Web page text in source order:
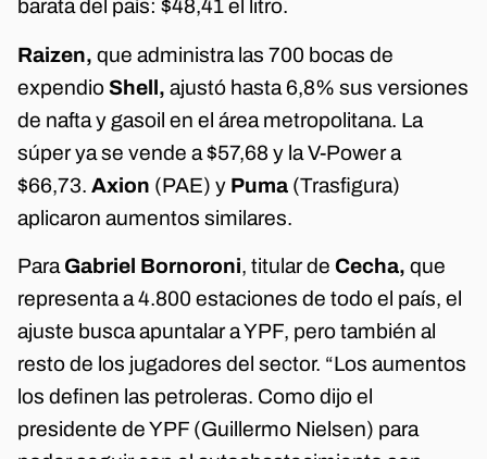
barata del país: $48,41 el litro.
Raizen, que administra las 700 bocas de
expendioShell, ajustó hasta 6,8% sus versiones
de nafta y gasoil en el área metropolitana. La
súper ya se vende a $57,68 y la V-Power a
$66,73. Axion (PAE) y Puma (Trasfigura)
aplicaron aumentos similares.
Para Gabriel Bornoroni, titular de Cecha, que
representa a 4.800 estaciones de todo el país, el
ajuste busca apuntalar a YPF, pero también al
resto de los jugadores del sector. “Los aumentos
los definen las petroleras. Como dijo el
presidente de YPF (Guillermo Nielsen) para